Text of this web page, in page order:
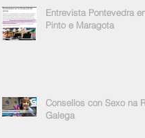
Entrevista Pontevedra
Pinto e Maragota
Consellos con Sexo na
Galega